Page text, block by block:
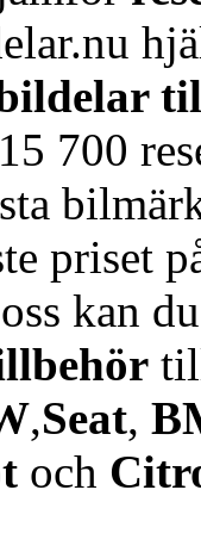
700
priset
kan
,Seat,
och